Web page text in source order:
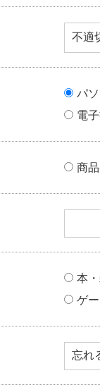
不適
パ
電
商
本
ゲ